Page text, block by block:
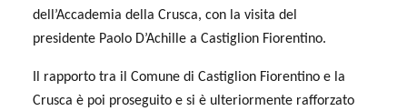
dell’Accademia della Crusca, con la visita del
presidente Paolo D’Achille a Castiglion Fiorentino.
Il rapporto tra il Comune di Castiglion Fiorentino e la
Crusca è poi proseguito e si è ulteriormente rafforzato